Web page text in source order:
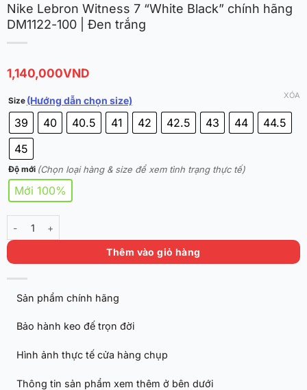
Nike Lebron Witness 7 “White Black” chính hãng
DM1122-100 | Đen trắng
1,140,000VND
Size (Hướng dẫn chọn size)
39 40 40.5 41 42 42.5 43 44
44.5
45
Độ mới (Chọn loại hàng & size để xem tình trạng thực tế)
Mới 100%
XÓA
Nike Lebron Witness 7 "White Black" chính hãng DM1122-100 | Đen
Thêm vào giỏ hàng
Sản phẩm chính hãng
Bảo hành keo đế trọn đời
Hình ảnh thực tế cửa hàng chụp
Thông tin sản phẩm xem thêm ở bên dưới